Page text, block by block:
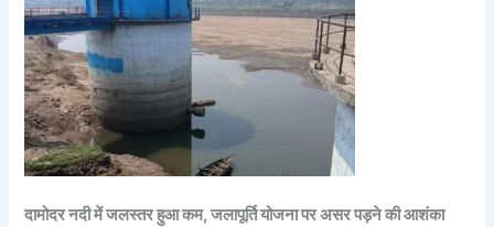
दामोदर नदी में जलस्तर हुआ कम, जलापूर्ति योजना पर असर पड़ने की आशंका